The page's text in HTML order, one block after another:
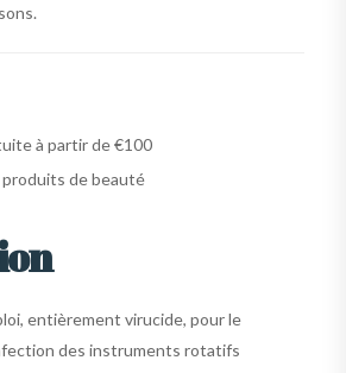
à partir de €100
produits de beauté
entièrement virucide, pour le
des instruments rotatifs